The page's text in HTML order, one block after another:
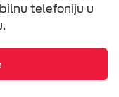
telefoniju u